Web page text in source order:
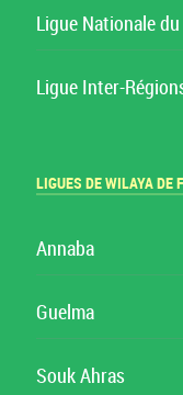
Ligue Nationale
Ligue Inter-
LIGUES DE WILAYA DE
Annaba
Guelma
Souk Ahras